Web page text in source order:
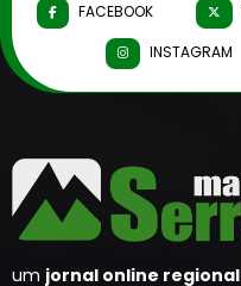
FACEBOOK
INSTAGRAM
um jornal online regional